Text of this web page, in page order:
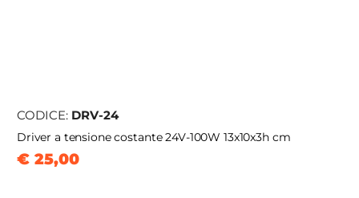
CODICE: DRV-24
Driver a tensione costante 24V-100W 13x10x3h cm
€ 25,00